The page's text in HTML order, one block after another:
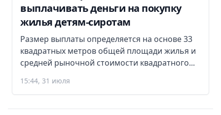
выплачивать деньги на покупку
жилья детям-сиротам
Размер выплаты определяется на основе 33
квадратных метров общей площади жилья и
средней рыночной стоимости квадратного...
15:44, 31 июля